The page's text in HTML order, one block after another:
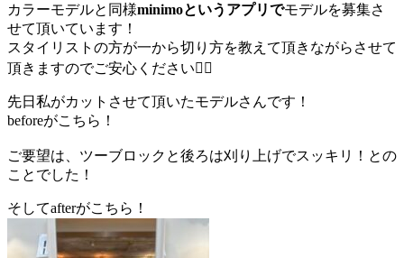
カラーモデルと同様minimoというアプリでモデルを募集さ
せて頂いています！
スタイリストの方が一から切り方を教えて頂きながらさせて
頂きますのでご安心ください🙇‍♀️
先日私がカットさせて頂いたモデルさんです！
beforeがこちら！
ご要望は、ツーブロックと後ろは刈り上げでスッキリ！との
ことでした！
そしてafterがこちら！